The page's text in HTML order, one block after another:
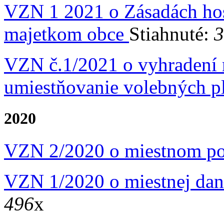
VZN 1 2021 o Zásadách
majetkom obce Stiahnuté:
VZN č.1/2021 o vyhradení
umiestňovanie volebných
2020
VZN 2/2020 o miestnom
VZN 1/2020 o miestnej
496x